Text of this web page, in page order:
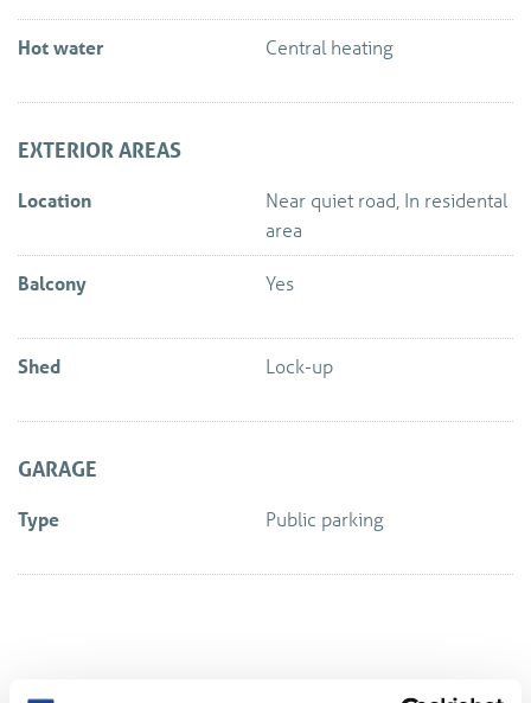
Hot water Central heating
EXTERIOR AREAS
Location
Near quiet road, In residental
area
Balcony Yes
Shed Lock-up
GARAGE
Type Public parking